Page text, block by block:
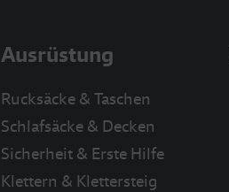
Ausrüstung
Rucksäcke & Taschen
Schlafsäcke & Decken
Sicherheit & Erste Hilfe
Klettern & Klettersteig